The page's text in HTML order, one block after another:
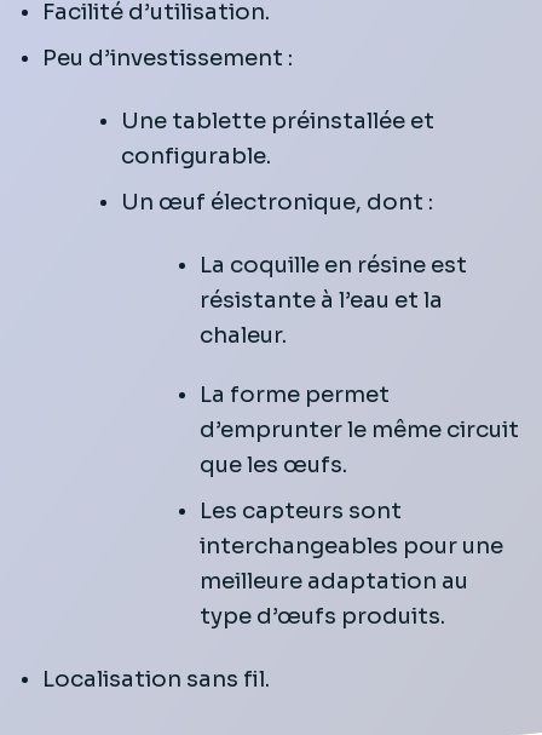
Facilité d’utilisation.
Peu d’investissement :
Une tablette préinstallée et
configurable.
Un œuf électronique, dont :
La coquille en résine est
résistante à l’eau et la
chaleur.
La forme permet
d’emprunter le même circuit
que les œufs.
Les capteurs sont
interchangeables pour une
meilleure adaptation au
type d’œufs produits.
Localisation sans fil.